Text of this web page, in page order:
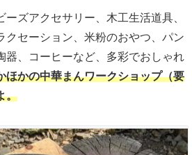
ズアクセサリー、木工生活道具、
クセーション、米粉のおやつ、パン
器、コーヒーなど、多彩でおしゃれ
ほかの中華まんワークショップ（要
。